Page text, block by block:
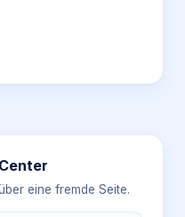
eine fremde Seite.